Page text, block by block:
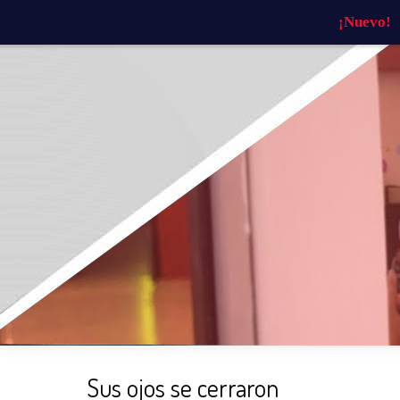
¡Nuevo!
Sus ojos se cerraron